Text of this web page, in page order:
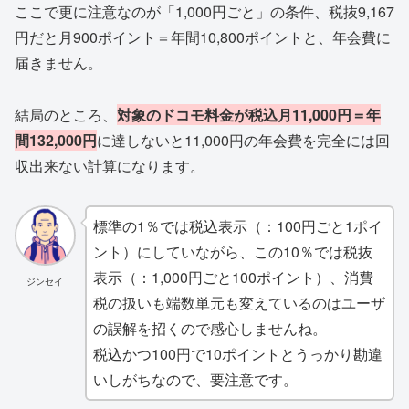
ここで更に注意なのが「1,000円ごと」の条件、税抜9,167
円だと月900ポイント＝年間10,800ポイントと、年会費に
届きません。
結局のところ、 対象のドコモ料金が税込月11,000円＝年
間132,000円に達しないと11,000円の年会費を完全には回
収出来ない計算になります。
ジンセイ
標準の1％では税込表示（：100円ごと1ポイ
ント）にしていながら、この10％では税抜
表示（：1,000円ごと100ポイント）、消費
税の扱いも端数単元も変えているのはユーザ
の誤解を招くので感心しませんね。
税込かつ100円で10ポイントとうっかり勘違
いしがちなので、要注意です。